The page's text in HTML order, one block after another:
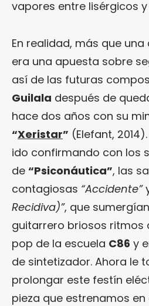
vapores entre lisérgicos
En realidad, más que
era una apuesta sobre
así de las futuras
Guilala después de
hace dos años con su
“Xeristar” (Elefant,
ido confirmando con los
de “Psiconáutica”, las
contagiosas “Accidente”
Recidiva)”, que
guitarrero briosos ritmos
pop de la escuela C86 y
de sintetizador. Ahora le
prolongar este festín
pieza que estrenamos en